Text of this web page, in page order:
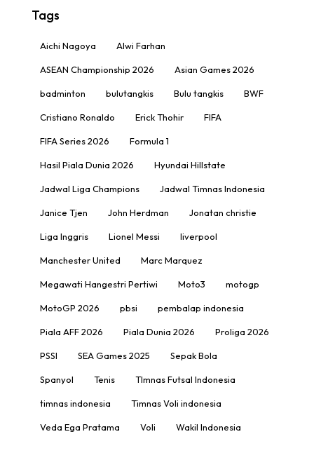
Tags
Aichi Nagoya Alwi Farhan
ASEAN Championship 2026 Asian Games 2026
badminton bulutangkis Bulu tangkis BWF
Cristiano Ronaldo Erick Thohir FIFA
FIFA Series 2026 Formula 1
Hasil Piala Dunia 2026 Hyundai Hillstate
Jadwal Liga Champions Jadwal Timnas Indonesia
Janice Tjen John Herdman Jonatan christie
Liga Inggris Lionel Messi liverpool
Manchester United Marc Marquez
Megawati Hangestri Pertiwi Moto3 motogp
MotoGP 2026 pbsi pembalap indonesia
Piala AFF 2026 Piala Dunia 2026 Proliga 2026
PSSI SEA Games 2025 Sepak Bola
Spanyol Tenis TImnas Futsal Indonesia
timnas indonesia Timnas Voli indonesia
Veda Ega Pratama Voli Wakil Indonesia